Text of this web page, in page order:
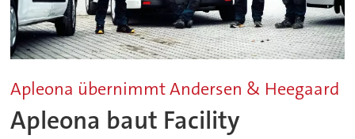
Apleona übernimmt Andersen & Heegaard
Apleona baut Facility